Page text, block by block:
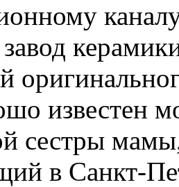
известен
сестры
в Санкт-